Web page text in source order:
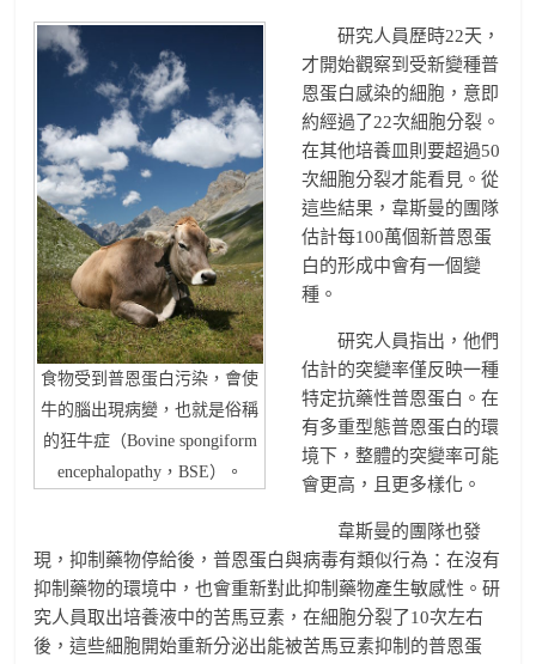
食物受到普恩蛋白污染，會使
牛的腦出現病變，也就是俗稱
的狂牛症（Bovine spongiform
encephalopathy，BSE）。
研究人員歷時22天，
才開始觀察到受新變種普
恩蛋白感染的細胞，意即
約經過了22次細胞分裂。
在其他培養皿則要超過50
次細胞分裂才能看見。從
這些結果，韋斯曼的團隊
估計每100萬個新普恩蛋
白的形成中會有一個變
種。
研究人員指出，他們
估計的突變率僅反映一種
特定抗藥性普恩蛋白。在
有多重型態普恩蛋白的環
境下，整體的突變率可能
會更高，且更多樣化。
韋斯曼的團隊也發
現，抑制藥物停給後，普恩蛋白與病毒有類似行為：在沒有
抑制藥物的環境中，也會重新對此抑制藥物產生敏感性。研
究人員取出培養液中的苦馬豆素，在細胞分裂了10次左右
後，這些細胞開始重新分泌出能被苦馬豆素抑制的普恩蛋